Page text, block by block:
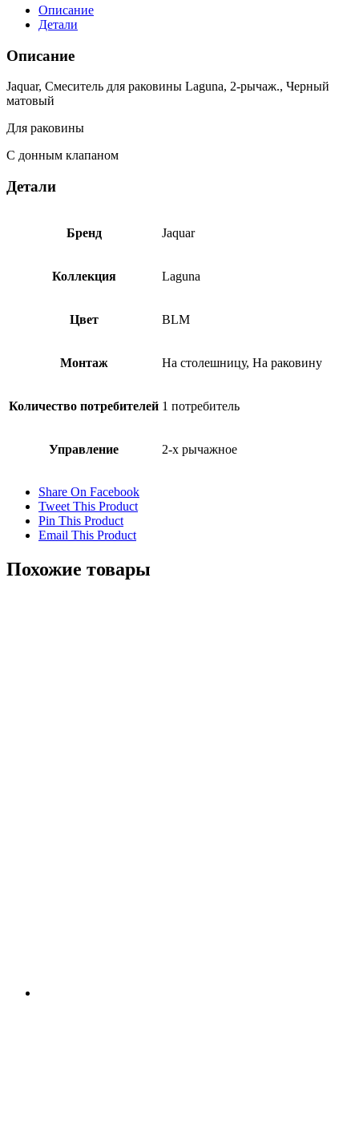
Описание
Детали
Описание
Jaquar, Смеситель для раковины Laguna, 2-рычаж., Черный
матовый
Для раковины
С донным клапаном
Детали
Бренд Jaquar
Коллекция Laguna
Цвет BLM
Монтаж На столешницу, На раковину
Количество потребителей 1 потребитель
Управление 2-х рычажное
Share On Facebook
Tweet This Product
Pin This Product
Email This Product
Похожие товары